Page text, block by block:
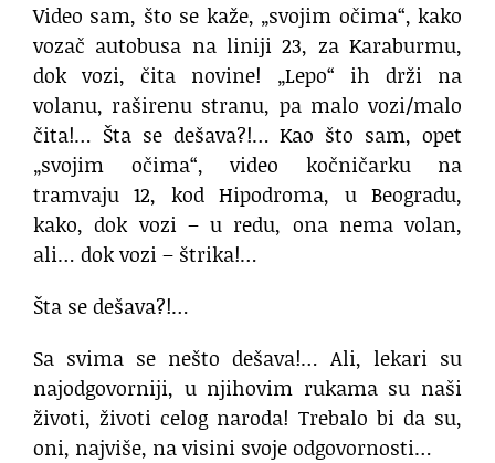
Video sam, što se kaže, „svojim očima“, kako
vozač autobusa na liniji 23, za Karaburmu,
dok vozi, čita novine! „Lepo“ ih drži na
volanu, raširenu stranu, pa malo vozi/malo
čita!… Šta se dešava?!… Kao što sam, opet
„svojim očima“, video kočničarku na
tramvaju 12, kod Hipodroma, u Beogradu,
kako, dok vozi – u redu, ona nema volan,
ali… dok vozi – štrika!…
Šta se dešava?!…
Sa svima se nešto dešava!… Ali, lekari su
najodgovorniji, u njihovim rukama su naši
životi, životi celog naroda! Trebalo bi da su,
oni, najviše, na visini svoje odgovornosti…